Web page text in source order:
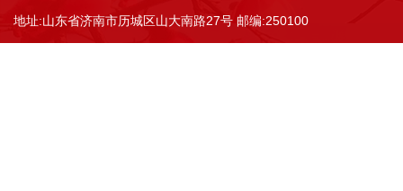
地址:山东省济南市历城区山大南路27号 邮编:250100